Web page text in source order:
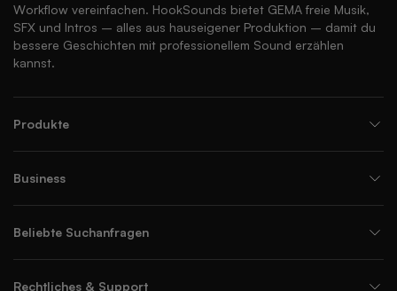
Workflow vereinfachen. HookSounds bietet GEMA freie Musik,
SFX und Intros – alles aus hauseigener Produktion – damit du
bessere Geschichten mit professionellem Sound erzählen
kannst.
Produkte
Business
Beliebte Suchanfragen
Rechtliches & Support